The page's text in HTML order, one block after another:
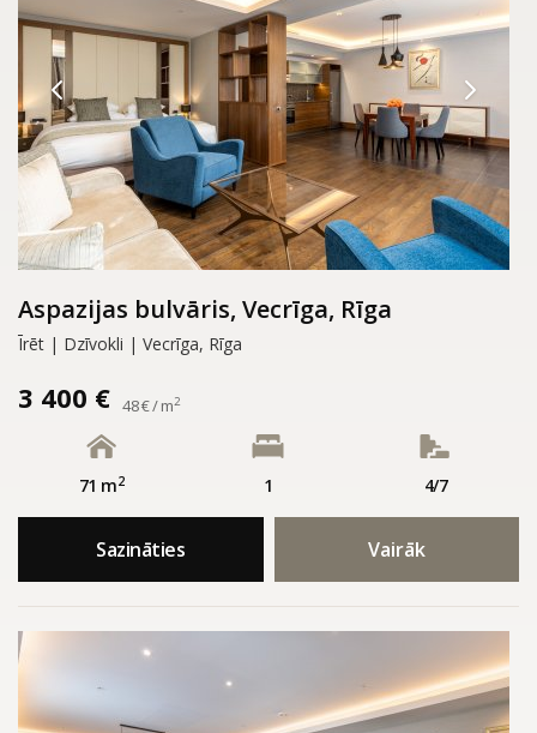
Aspazijas bulvāris, Vecrīga, Rīga
Īrēt | Dzīvokli | Vecrīga, Rīga
3 400 € 48 € / m2
71 m2 1 4/7
Sazināties Vairāk